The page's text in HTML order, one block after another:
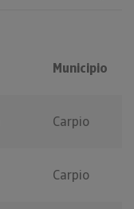
Municipio
Carpio
Carpio